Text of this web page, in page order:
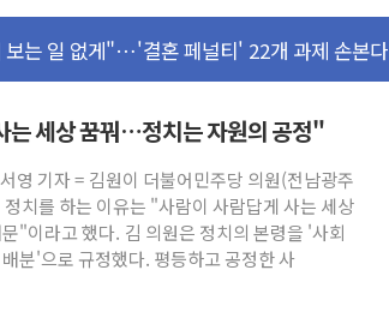
보는 일 없게"…'결혼 페널티' 22개 과제 손본다
보트 전복…1명 사망·1명 실종
날 참석..."국제적 시민 연대로 목소리 내야"
실종 60대 나흘만에 숨진 채 발견
살해 10대 아들 체포
아친 정청래…제주 연설서 신경전 고조
시…與 "적극 환영"·野 "졸속 국정"
…10일까지 최대 3.5m 높은 물결
는 세상 꿈꿔…정치는 자원의 공정"
영 기자 = 김원이 더불어민주당 의원(전남광주
치를 하는 이유는 "사람이 사람답게 사는 세상
"이라고 했다. 김 의원은 정치의 본령을 '사회
분'으로 규정했다. 평등하고 공정한 사